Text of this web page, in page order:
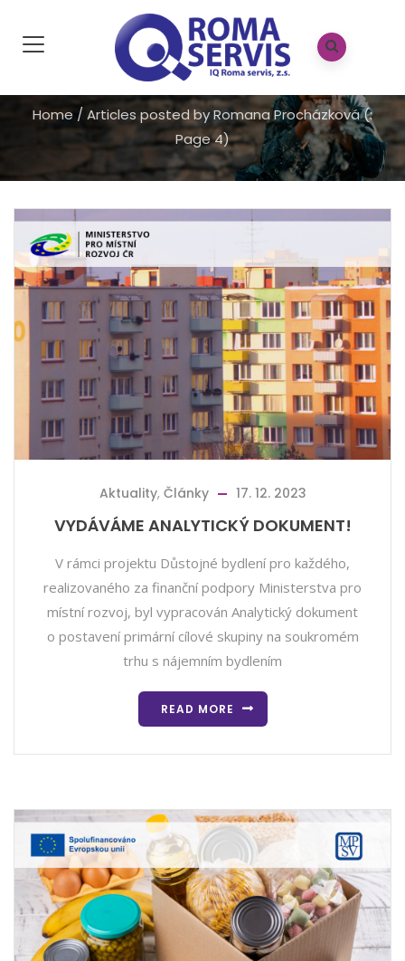
Home / Articles posted by Romana Procházková(:
Page 4)
Aktuality, Články 17. 12. 2023
VYDÁVÁME ANALYTICKÝ DOKUMENT!
V rámci projektu Důstojné bydlení pro každého,
realizovaného za finanční podpory Ministerstva pro
místní rozvoj, byl vypracován Analytický dokument
o postavení primární cílové skupiny na soukromém
trhu s nájemním bydlením
READ MORE